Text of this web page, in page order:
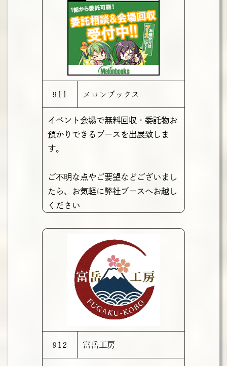
911 メロンブックス
イベント会場で無料回収・委託物お
預かりできるブースを出展致しま
す。
ご不明な点やご要望などございまし
たら、お気軽に弊社ブースへお越し
ください
912 富岳工房